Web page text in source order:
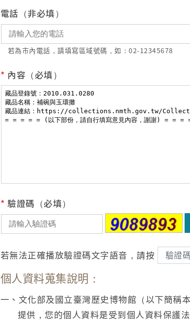
電話（非必填）
若為市內電話，請填寫區域號碼，如：02-12345678
* 內容（必填）
* 驗證碼（必填）
若無法正確播放驗證碼文字語音，請按 驗證
個人資料蒐集說明：
一、文化部及國立臺灣歷史博物館（以下簡稱
提供，您的個人資料是受到個人資料保護